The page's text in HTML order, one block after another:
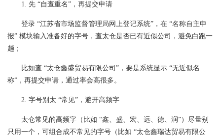
1. 先 “自查重名”，再提交申请
登录 “江苏省市场监督管理局网上登记系统”，在 “名称自主申
报” 模块输入准备好的字号，查太仓是否已有近似公司，避免白跑一
趟；
比如查 “太仓鑫盛贸易有限公司”，要是系统显示 “无近似名
称”，再提交申请，通过率会高很多。
2. 字号别太 “常见”，避开高频字
太仓常见的高频字（比如 “鑫、盛、宏、远、德、润”）尽量别
只用一个，可组合成不常见的字号（比如 “太仓鑫瑞达贸易有限公